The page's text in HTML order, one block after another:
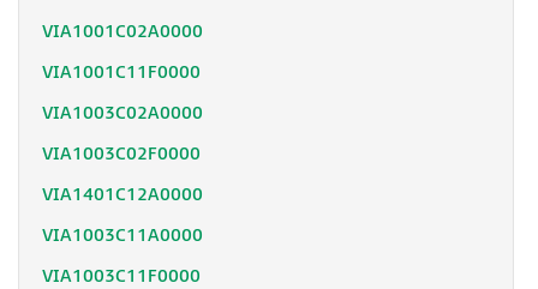
VIA1001C02A0000
VIA1001C11F0000
VIA1003C02A0000
VIA1003C02F0000
VIA1401C12A0000
VIA1003C11A0000
VIA1003C11F0000